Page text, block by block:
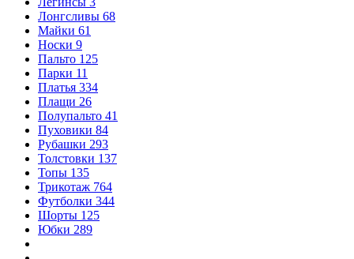
Лонгсливы 68
Майки 61
Носки 9
Пальто 125
Парки 11
Платья 334
Плащи 26
Полупальто 41
Пуховики 84
Рубашки 293
Толстовки 137
Топы 135
Трикотаж 764
Футболки 344
Шорты 125
Юбки 289